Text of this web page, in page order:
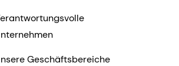
Geschäftsbereiche